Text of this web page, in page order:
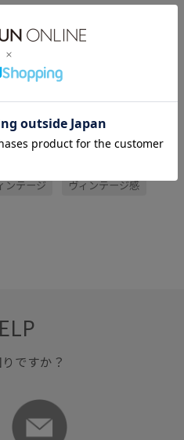
ンテージ ヴィンテージ感
ですか？